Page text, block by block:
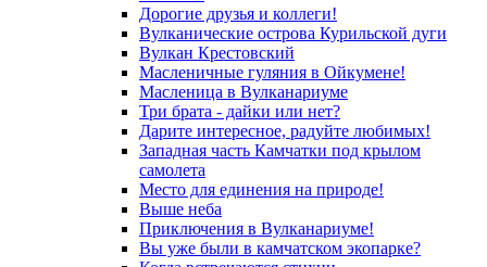
Дорогие друзья и коллеги!
Вулканические острова Курильской дуги
Вулкан Крестовский
Масленичные гуляния в Ойкумене!
Масленица в Вулканариуме
Три брата - дайки или нет?
Дарите интересное, радуйте любимых!
Западная часть Камчатки под крылом
самолета
Место для единения на природе!
Выше неба
Приключения в Вулканариуме!
Вы уже были в камчатском экопарке?